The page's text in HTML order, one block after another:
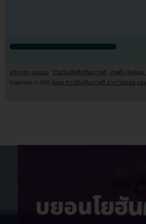
หน้าแรก youzab รวมวันเกิดศิลปินเกาหลี เรตติ้ง
Copyright © 2011 Kpop ข่าวบันเทิงเกาหลี ดาราไอดอล แ